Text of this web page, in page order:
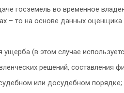
госземель во временное
– то на основе данных оценщика
(в этом случае
решений, составления
или досудебном порядке;